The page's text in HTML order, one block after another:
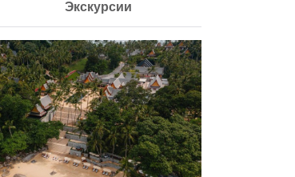
Экскурсии